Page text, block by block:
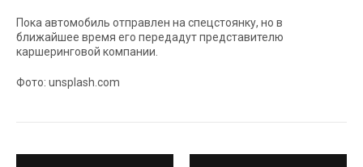
Пока автомобиль отправлен на спецстоянку, но в
ближайшее время его передадут представителю
каршеринговой компании.
Фото: unsplash.com